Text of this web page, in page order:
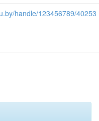
handle/123456789/40253